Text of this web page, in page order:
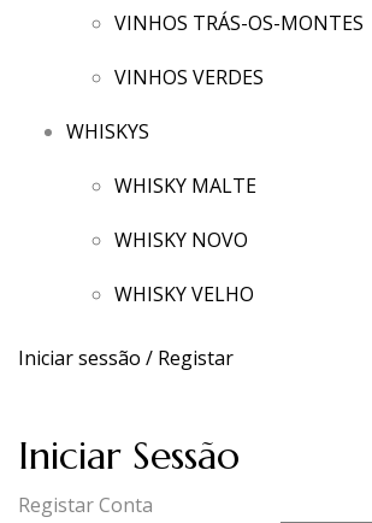
VINHOS TRÁS-OS-MONTES
VINHOS VERDES
WHISKYS
WHISKY MALTE
WHISKY NOVO
WHISKY VELHO
Iniciar sessão / Registar
Iniciar Sessão
Registar Conta